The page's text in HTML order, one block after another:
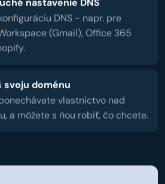
nastavenie DNS
DNS - napr. pre
(Gmail), Office 365
svoju doménu
vlastníctvo nad
a môžete s ňou robiť, čo chcete.